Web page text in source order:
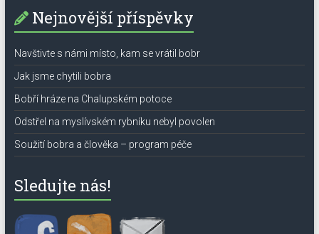
Nejnovější příspěvky
Navštivte s námi místo, kam se vrátil bobr
Jak jsme chytili bobra
Bobří hráze na Chalupském potoce
Odstřel na myslívském rybníku nebyl povolen
Soužití bobra a člověka – program péče
Sledujte nás!